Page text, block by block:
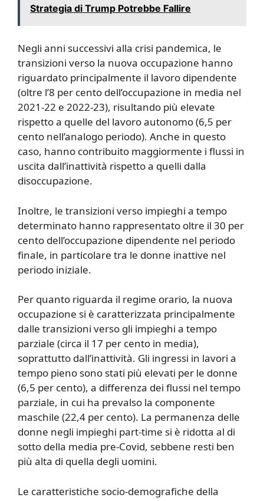
Strategia di Trump Potrebbe Fallire
Negli anni successivi alla crisi pandemica, le
transizioni verso la nuova occupazione hanno
riguardato principalmente il lavoro dipendente
(oltre l’8 per cento dell’occupazione in media nel
2021-22 e 2022-23), risultando più elevate
rispetto a quelle del lavoro autonomo (6,5 per
cento nell’analogo periodo). Anche in questo
caso, hanno contribuito maggiormente i flussi in
uscita dall’inattività rispetto a quelli dalla
disoccupazione.
Inoltre, le transizioni verso impieghi a tempo
determinato hanno rappresentato oltre il 30 per
cento dell’occupazione dipendente nel periodo
finale, in particolare tra le donne inattive nel
periodo iniziale.
Per quanto riguarda il regime orario, la nuova
occupazione si è caratterizzata principalmente
dalle transizioni verso gli impieghi a tempo
parziale (circa il 17 per cento in media),
soprattutto dall’inattività. Gli ingressi in lavori a
tempo pieno sono stati più elevati per le donne
(6,5 per cento), a differenza dei flussi nel tempo
parziale, in cui ha prevalso la componente
maschile (22,4 per cento). La permanenza delle
donne negli impieghi part-time si è ridotta al di
sotto della media pre-Covid, sebbene resti ben
più alta di quella degli uomini.
Le caratteristiche socio-demografiche della